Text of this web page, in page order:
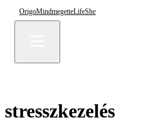
OrigoMindmegetteLifeShe
stresszkezelés